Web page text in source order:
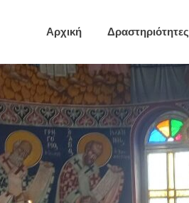
Αρχική Δραστηριότητες